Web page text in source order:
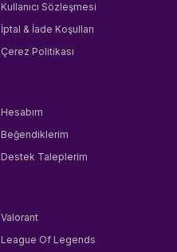
Kullanıcı Sözleşmesi
İptal & İade Koşulları
Çerez Politikası
Hesabım
Beğendiklerim
Destek Taleplerim
Valorant
League Of Legends